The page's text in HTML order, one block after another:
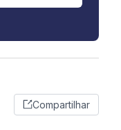
Compartilhar